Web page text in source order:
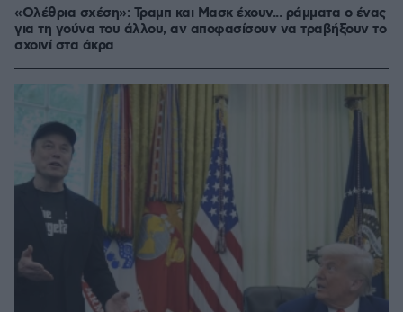
«Ολέθρια σχέση»: Τραμπ και Μασκ έχουν... ράμματα ο ένας
για τη γούνα του άλλου, αν αποφασίσουν να τραβήξουν το
σχοινί στα άκρα